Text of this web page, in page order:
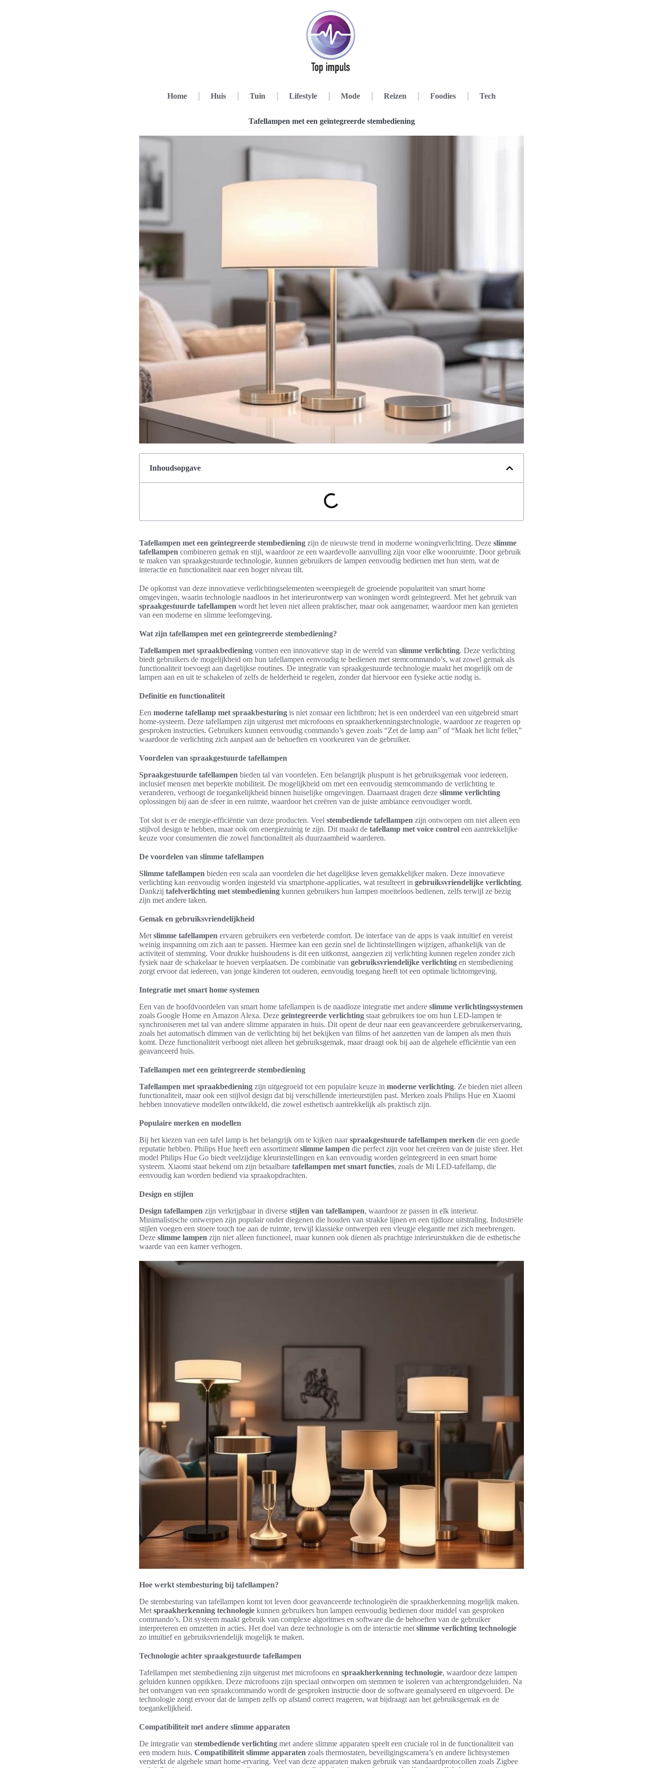
Home Huis Tuin Lifestyle Mode Reizen Foodies Tech
Tafellampen met een geïntegreerde stembediening
Inhoudsopgave
Tafellampen met een geïntegreerde stembediening zijn de nieuwste trend in moderne woningverlichting. Deze slimme
tafellampen combineren gemak en stijl, waardoor ze een waardevolle aanvulling zijn voor elke woonruimte. Door gebruik
te maken van spraakgestuurde technologie, kunnen gebruikers de lampen eenvoudig bedienen met hun stem, wat de
interactie en functionaliteit naar een hoger niveau tilt.
De opkomst van deze innovatieve verlichtingselementen weerspiegelt de groeiende populariteit van smart home
omgevingen, waarin technologie naadloos in het interieurontwerp van woningen wordt geïntegreerd. Met het gebruik van
spraakgestuurde tafellampen wordt het leven niet alleen praktischer, maar ook aangenamer, waardoor men kan genieten
van een moderne en slimme leefomgeving.
Wat zijn tafellampen met een geïntegreerde stembediening?
Tafellampen met spraakbediening vormen een innovatieve stap in de wereld van slimme verlichting. Deze verlichting
biedt gebruikers de mogelijkheid om hun tafellampen eenvoudig te bedienen met stemcommando’s, wat zowel gemak als
functionaliteit toevoegt aan dagelijkse routines. De integratie van spraakgestuurde technologie maakt het mogelijk om de
lampen aan en uit te schakelen of zelfs de helderheid te regelen, zonder dat hiervoor een fysieke actie nodig is.
Definitie en functionaliteit
Een moderne tafellamp met spraakbesturing is niet zomaar een lichtbron; het is een onderdeel van een uitgebreid smart
home-systeem. Deze tafellampen zijn uitgerust met microfoons en spraakherkenningstechnologie, waardoor ze reageren op
gesproken instructies. Gebruikers kunnen eenvoudig commando’s geven zoals “Zet de lamp aan” of “Maak het licht feller,”
waardoor de verlichting zich aanpast aan de behoeften en voorkeuren van de gebruiker.
Voordelen van spraakgestuurde tafellampen
Spraakgestuurde tafellampen bieden tal van voordelen. Een belangrijk pluspunt is het gebruiksgemak voor iedereen,
inclusief mensen met beperkte mobiliteit. De mogelijkheid om met een eenvoudig stemcommando de verlichting te
veranderen, verhoogt de toegankelijkheid binnen huiselijke omgevingen. Daarnaast dragen deze slimme verlichting
oplossingen bij aan de sfeer in een ruimte, waardoor het creëren van de juiste ambiance eenvoudiger wordt.
Tot slot is er de energie-efficiëntie van deze producten. Veel stembediende tafellampen zijn ontworpen om niet alleen een
stijlvol design te hebben, maar ook om energiezuinig te zijn. Dit maakt de tafellamp met voice control een aantrekkelijke
keuze voor consumenten die zowel functionaliteit als duurzaamheid waarderen.
De voordelen van slimme tafellampen
Slimme tafellampen bieden een scala aan voordelen die het dagelijkse leven gemakkelijker maken. Deze innovatieve
verlichting kan eenvoudig worden ingesteld via smartphone-applicaties, wat resulteert in gebruiksvriendelijke verlichting.
Dankzij tafelverlichting met stembediening kunnen gebruikers hun lampen moeiteloos bedienen, zelfs terwijl ze bezig
zijn met andere taken.
Gemak en gebruiksvriendelijkheid
Met slimme tafellampen ervaren gebruikers een verbeterde comfort. De interface van de apps is vaak intuïtief en vereist
weinig inspanning om zich aan te passen. Hiermee kan een gezin snel de lichtinstellingen wijzigen, afhankelijk van de
activiteit of stemming. Voor drukke huishoudens is dit een uitkomst, aangezien zij verlichting kunnen regelen zonder zich
fysiek naar de schakelaar te hoeven verplaatsen. De combinatie van gebruiksvriendelijke verlichting en stembediening
zorgt ervoor dat iedereen, van jonge kinderen tot ouderen, eenvoudig toegang heeft tot een optimale lichtomgeving.
Integratie met smart home systemen
Een van de hoofdvoordelen van smart home tafellampen is de naadloze integratie met andere slimme verlichtingssystemen
zoals Google Home en Amazon Alexa. Deze geïntegreerde verlichting staat gebruikers toe om hun LED-lampen te
synchroniseren met tal van andere slimme apparaten in huis. Dit opent de deur naar een geavanceerdere gebruikerservaring,
zoals het automatisch dimmen van de verlichting bij het bekijken van films of het aanzetten van de lampen als men thuis
komt. Deze functionaliteit verhoogt niet alleen het gebruiksgemak, maar draagt ook bij aan de algehele efficiëntie van een
geavanceerd huis.
Tafellampen met een geïntegreerde stembediening
Tafellampen met spraakbediening zijn uitgegroeid tot een populaire keuze in moderne verlichting. Ze bieden niet alleen
functionaliteit, maar ook een stijlvol design dat bij verschillende interieurstijlen past. Merken zoals Philips Hue en Xiaomi
hebben innovatieve modellen ontwikkeld, die zowel esthetisch aantrekkelijk als praktisch zijn.
Populaire merken en modellen
Bij het kiezen van een tafel lamp is het belangrijk om te kijken naarspraakgestuurde tafellampen merken die een goede
reputatie hebben. Philips Hue heeft een assortiment slimme lampen die perfect zijn voor het creëren van de juiste sfeer. Het
model Philips Hue Go biedt veelzijdige kleurinstellingen en kan eenvoudig worden geïntegreerd in een smart home
systeem. Xiaomi staat bekend om zijn betaalbare tafellampen met smart functies, zoals de Mi LED-tafellamp, die
eenvoudig kan worden bediend via spraakopdrachten.
Design en stijlen
Design tafellampen zijn verkrijgbaar in diverse stijlen van tafellampen, waardoor ze passen in elk interieur.
Minimalistische ontwerpen zijn populair onder diegenen die houden van strakke lijnen en een tijdloze uitstraling. Industriële
stijlen voegen een stoere touch toe aan de ruimte, terwijl klassieke ontwerpen een vleugje elegantie met zich meebrengen.
Deze slimme lampen zijn niet alleen functioneel, maar kunnen ook dienen als prachtige interieurstukken die de esthetische
waarde van een kamer verhogen.
Hoe werkt stembesturing bij tafellampen?
De stembesturing van tafellampen komt tot leven door geavanceerde technologieën die spraakherkenning mogelijk maken.
Met spraakherkenning technologie kunnen gebruikers hun lampen eenvoudig bedienen door middel van gesproken
commando’s. Dit systeem maakt gebruik van complexe algoritmes en software die de behoeften van de gebruiker
interpreteren en omzetten in acties. Het doel van deze technologie is om de interactie met slimme verlichting technologie
zo intuïtief en gebruiksvriendelijk mogelijk te maken.
Technologie achter spraakgestuurde tafellampen
Tafellampen met stembediening zijn uitgerust met microfoons en spraakherkenning technologie, waardoor deze lampen
geluiden kunnen oppikken. Deze microfoons zijn speciaal ontworpen om stemmen te isoleren van achtergrondgeluiden. Na
het ontvangen van een spraakcommando wordt de gesproken instructie door de software geanalyseerd en uitgevoerd. De
technologie zorgt ervoor dat de lampen zelfs op afstand correct reageren, wat bijdraagt aan het gebruiksgemak en de
toegankelijkheid.
Compatibiliteit met andere slimme apparaten
De integratie van stembediende verlichting met andere slimme apparaten speelt een cruciale rol in de functionaliteit van
een modern huis. Compatibiliteit slimme apparaten zoals thermostaten, beveiligingscamera’s en andere lichtsystemen
versterkt de algehele smart home-ervaring. Veel van deze apparaten maken gebruik van standaardprotocollen zoals Zigbee